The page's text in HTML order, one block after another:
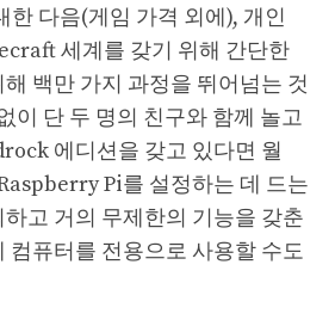
다음(게임 가격 외에), 개인
세계를 갖기 위해 간단한
백만 가지 과정을 뛰어넘는 것
이 단 두 명의 친구와 함께 놀고
에디션을 갖고 있다면 월
Pi를 설정하는 데 드는
고 거의 무제한의 기능을 갖춘
컴퓨터를 전용으로 사용할 수도